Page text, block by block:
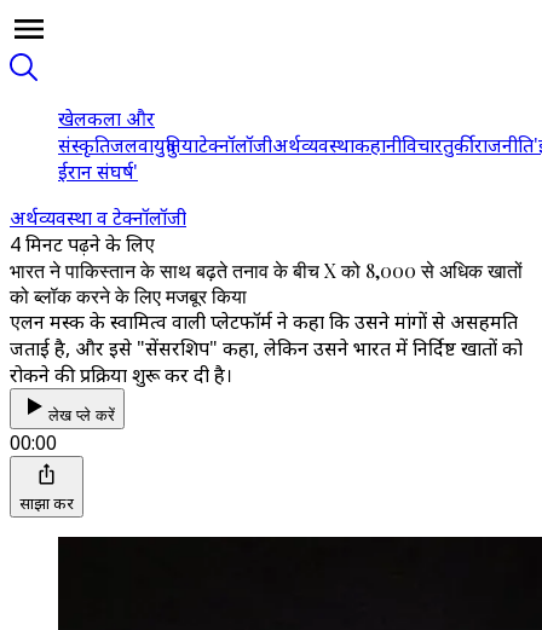
खेलकला और
संस्कृतिजलवायुदुनियाटेक्नॉलॉजीअर्थव्यवस्थाकहानीविचारतुर्कीराजनीति
ईरान संघर्ष'
अर्थव्यवस्था व टेक्नॉलॉजी
4 मिनट पढ़ने के लिए
भारत ने पाकिस्तान के साथ बढ़ते तनाव के बीच X को 8,000 से अधिक खातों
को ब्लॉक करने के लिए मजबूर किया
एलन मस्क के स्वामित्व वाली प्लेटफॉर्म ने कहा कि उसने मांगों से असहमति
जताई है, और इसे "सेंसरशिप" कहा, लेकिन उसने भारत में निर्दिष्ट खातों को
रोकने की प्रक्रिया शुरू कर दी है।
लेख प्ले करें
00:00
साझा करें